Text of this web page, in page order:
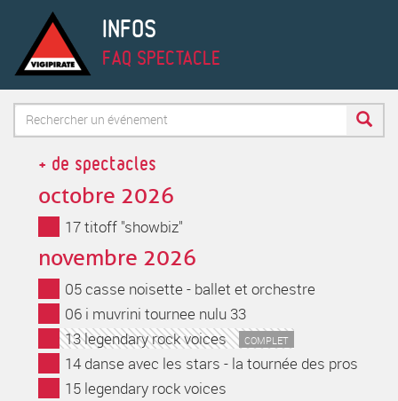
INFOS
FAQ SPECTACLE
Formulaire
de
recherche
+ de spectacles
octobre 2026
17 titoff "showbiz"
novembre 2026
05 casse noisette - ballet et orchestre
06 i muvrini tournee nulu 33
13 legendary rock voices
COMPLET
14 danse avec les stars - la tournée des pros
15 legendary rock voices